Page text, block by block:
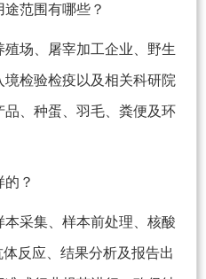
范围有哪些？
场、屠宰加工企业、野生
检验检疫以及相关科研院
、种蛋、羽毛、粪便及环
？
采集、样本前处理、核酸
反应、结果分析及报告出